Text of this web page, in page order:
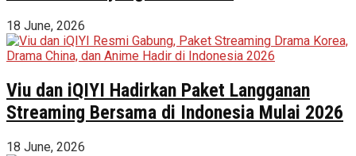
18 June, 2026
Viu dan iQIYI Hadirkan Paket Langganan
Streaming Bersama di Indonesia Mulai 2026
18 June, 2026